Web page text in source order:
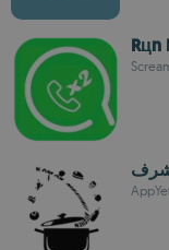
Rцn